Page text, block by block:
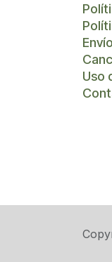
Uso